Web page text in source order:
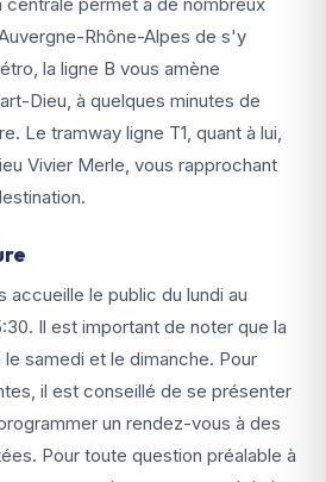
Rhône-Alpes de s'y
la ligne B vous amène
Dieu, à quelques minutes de
Le tramway ligne T1, quant à lui,
Vivier Merle, vous rapprochant
accueille le public du lundi au
Il est important de noter que la
samedi et le dimanche. Pour
il est conseillé de se présenter
un rendez-vous à des
Pour toute question préalable à